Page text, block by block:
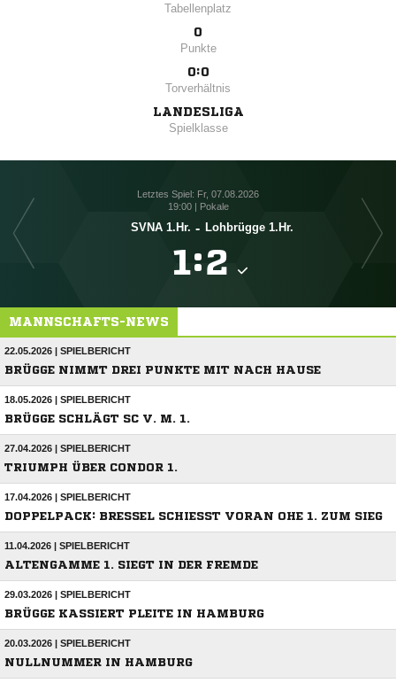
Tabellenplatz
0
Punkte
0:0
Torverhältnis
LANDESLIGA
Spielklasse
Letztes Spiel: Fr, 07.08.2026
19:00 | Pokale
SVNA 1.Hr. - Lohbrügge 1.Hr.
:
MANNSCHAFTS-NEWS
22.05.2026 | SPIELBERICHT
BRÜGGE NIMMT DREI PUNKTE MIT NACH HAUSE
18.05.2026 | SPIELBERICHT
BRÜGGE SCHLÄGT SC V. M. 1.
27.04.2026 | SPIELBERICHT
TRIUMPH ÜBER CONDOR 1.
17.04.2026 | SPIELBERICHT
DOPPELPACK: BRESSEL SCHIESST VORAN OHE 1. ZUM SIEG
11.04.2026 | SPIELBERICHT
ALTENGAMME 1. SIEGT IN DER FREMDE
29.03.2026 | SPIELBERICHT
BRÜGGE KASSIERT PLEITE IN HAMBURG
20.03.2026 | SPIELBERICHT
NULLNUMMER IN HAMBURG